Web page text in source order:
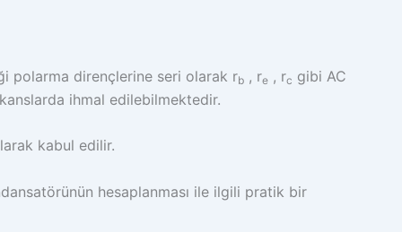
polarma dirençlerine seri olarak rb , re , rc gibi AC
ihmal edilebilmektedir.
kabul edilir.
hesaplanması ile ilgili pratik bir